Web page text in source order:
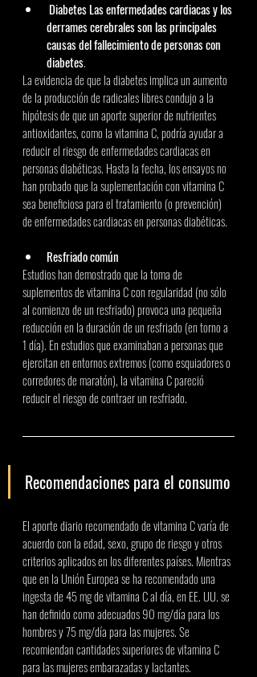
derrames cerebrales son las principales
causas del fallecimiento de personas con
diabetes.
La evidencia de que la diabetes implica un aumento
de la producción de radicales libres condujo a la
hipótesis de que un aporte superior de nutrientes
antioxidantes, como la vitamina C, podría ayudar a
reducir el riesgo de enfermedades cardiacas en
personas diabéticas. Hasta la fecha, los ensayos no
han probado que la suplementación con vitamina C
sea beneficiosa para el tratamiento (o prevención)
de enfermedades cardiacas en personas diabéticas.
Resfriado común
Estudios han demostrado que la toma de
suplementos de vitamina C con regularidad (no sólo
al comienzo de un resfriado) provoca una pequeña
reducción en la duración de un resfriado (en torno a
1 día). En estudios que examinaban a personas que
ejercitan en entornos extremos (como esquiadores o
corredores de maratón), la vitamina C pareció
reducir el riesgo de contraer un resfriado.
Recomendaciones para el consumo
El aporte diario recomendado de vitamina C varía de
acuerdo con la edad, sexo, grupo de riesgo y otros
criterios aplicados en los diferentes países. Mientras
que en la Unión Europea se ha recomendado una
ingesta de 45 mg de vitamina C al día, en EE. UU. se
han definido como adecuados 90 mg/día para los
hombres y 75 mg/día para las mujeres. Se
recomiendan cantidades superiores de vitamina C
para las mujeres embarazadas y lactantes.